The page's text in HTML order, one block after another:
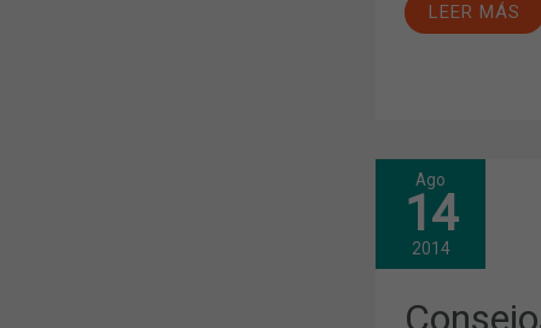
LEER MÁS
Ago
14
2014
CONSEJOS
PARA
UNA
BUENA
PRIMEROS